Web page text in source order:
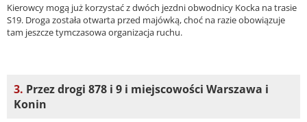
Kierowcy mogą już korzystać z dwóch jezdni obwodnicy Kocka na trasie
S19. Droga została otwarta przed majówką, choć na razie obowiązuje
tam jeszcze tymczasowa organizacja ruchu.
3. Przez drogi 878 i 9 i miejscowości Warszawa i
Konin